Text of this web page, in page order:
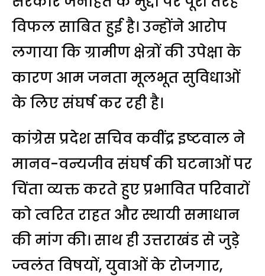
विफल साबित हुई है। उन्होंने आरोप
लगाया कि ग्रामीण क्षेत्रों की उपेक्षा के
कारण आम जनता मूलभूत सुविधाओं
के लिए संघर्ष कर रही है।
कांग्रेस प्रदेश सचिव कवींद्र इष्टवाल ने
मानव-वन्यजीव संघर्ष की घटनाओं पर
चिंता व्यक्त करते हुए प्रभावित परिवारों
को त्वरित राहत और स्थायी समाधान
की मांग की। साथ ही उत्तराखंड से जुड़े
ज्वलंत विषयों, युवाओं के रोजगार,